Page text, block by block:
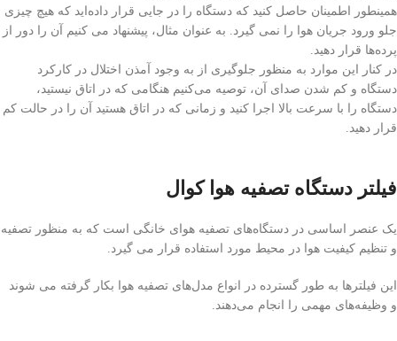
همینطور اطمینان حاصل کنید که دستگاه را در جایی قرار داده‌اید که هیچ چیزی
جلو ورود جریان هوا را نمی گیرد. به عنوان مثال، پیشنهاد می کنیم آن را دور از
پرده‌ها قرار دهید.
در کنار این موارد به منظور جلوگیری از به وجود آمذن اختلال در کارکرد
دستگاه و کم شدن صدای آن، توصیه می‌کنیم هنگامی که در اتاق نیستید،
دستگاه را با سرعت بالا اجرا کنید و زمانی که در اتاق هستید آن را در حالت کم
قرار دهید.
فیلتر دستگاه تصفیه هوا کوال
یک عنصر اساسی در دستگاه‌های تصفیه هوای خانگی است که به منظور تصفیه
و تنظیم کیفیت هوا در محیط مورد استفاده قرار می گیرد.
این فیلترها به طور گسترده در انواع مدل‌های تصفیه هوا بکار گرفته می شوند
و وظیفه‌های مهمی را انجام می‌دهند.